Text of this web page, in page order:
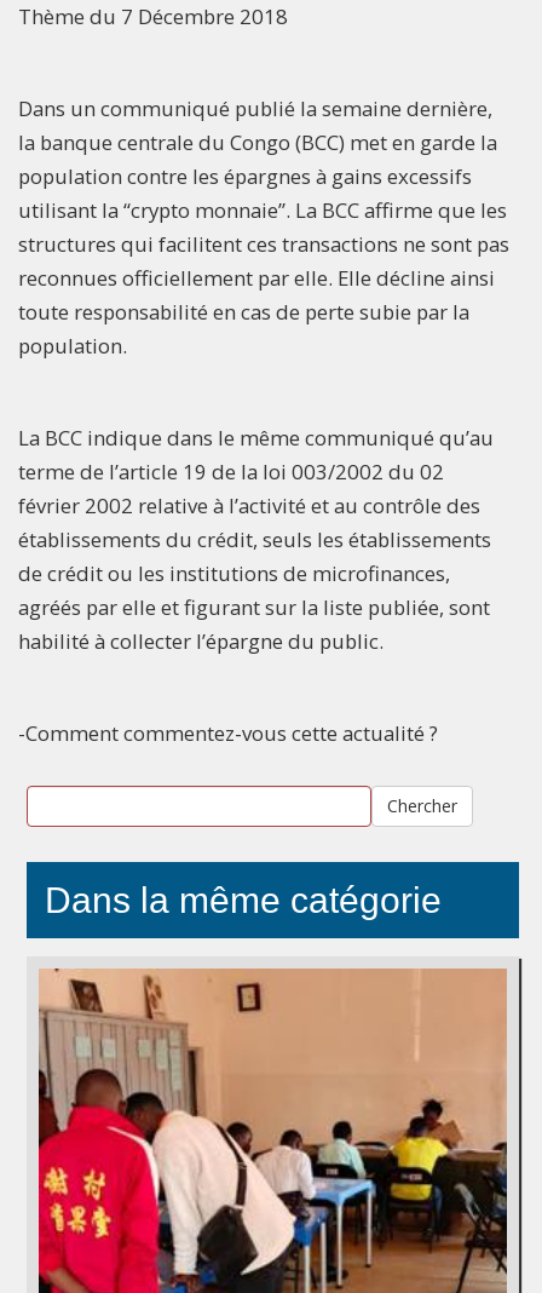
Thème du 7 Décembre 2018
Dans un communiqué publié la semaine dernière,
la banque centrale du Congo (BCC) met en garde la
population contre les épargnes à gains excessifs
utilisant la “crypto monnaie”. La BCC affirme que les
structures qui facilitent ces transactions ne sont pas
reconnues officiellement par elle. Elle décline ainsi
toute responsabilité en cas de perte subie par la
population.
La BCC indique dans le même communiqué qu’au
terme de l’article 19 de la loi 003/2002 du 02
février 2002 relative à l’activité et au contrôle des
établissements du crédit, seuls les établissements
de crédit ou les institutions de microfinances,
agréés par elle et figurant sur la liste publiée, sont
habilité à collecter l’épargne du public.
-Comment commentez-vous cette actualité ?
Chercher
Dans la même catégorie